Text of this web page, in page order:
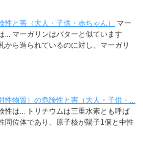
性と害（大人・子供・赤ちゃん）
マー
... マーガリンはバターと似ています
から造られているのに対し、マーガリ
性物質）の危険性と害（大人・子供・...
性は... トリチウムは三重水素とも呼ば
同位体であり、原子核が陽子1個と中性